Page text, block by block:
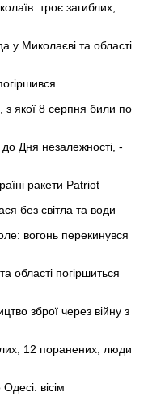
троє загиблих,
у Миколаєві та області
якої 8 серпня били по
до Дня незалежності, -
ракети Patriot
без світла та води
вогонь перекинувся
області погіршиться
зброї через війну з
12 поранених, люди
вісім